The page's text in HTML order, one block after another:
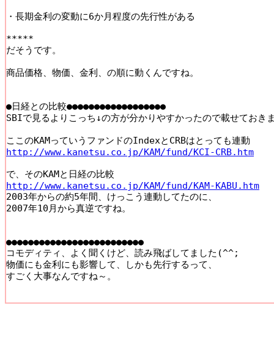
・長期金利の変動に6か月程度の先行性がある
*****
だそうです。
商品価格、物価、金利、の順に動くんですね。
●日経との比較●●●●●●●●●●●●●●●●●●
SBIで見るよりこっち↓の方が分かりやすかったので載せておき
http://www.kanetsu.co.jp/KAM/fund/KCI-CRB.htm
http://www.kanetsu.co.jp/KAM/fund/KAM-KABU.htm
2003年からの約5年間、けっこう連動してたのに、
2007年10月から真逆ですね。
●●●●●●●●●●●●●●●●●●●●●●●●●
コモディティ、よく聞くけど、読み飛ばしてました(^^;
物価にも金利にも影響して、しかも先行するって、
すごく大事なんですね～。